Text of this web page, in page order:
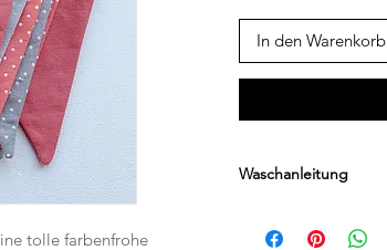
tolle farbenfrohe
In den Warenkorb
Waschanleitung